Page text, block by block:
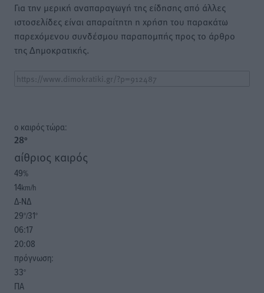
Για την μερική αναπαραγωγή της είδησης από άλλες
ιστοσελίδες είναι απαραίτητη η χρήση του παρακάτω
παρεχόμενου συνδέσμου παραπομπής προς το άρθρο
της Δημοκρατικής.
o καιρός τώρα:
28°
αίθριος καιρός
49%
14km/h
Δ-ΝΔ
29°/31°
06:17
20:08
πρόγνωση:
33°
ΠΑ